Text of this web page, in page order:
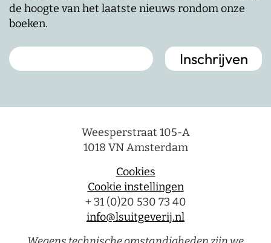
de hoogte van het laatste nieuws rondom onze
boeken.
Weesperstraat 105-A
1018 VN Amsterdam
Cookies
Cookie instellingen
+ 31 (0)20 530 73 40
info@lsuitgeverij.nl